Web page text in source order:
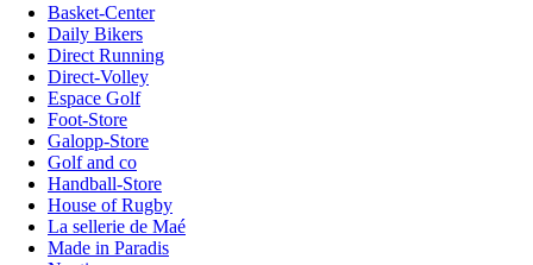
Basket-Center
Daily Bikers
Direct Running
Direct-Volley
Espace Golf
Foot-Store
Galopp-Store
Golf and co
Handball-Store
House of Rugby
La sellerie de Maé
Made in Paradis